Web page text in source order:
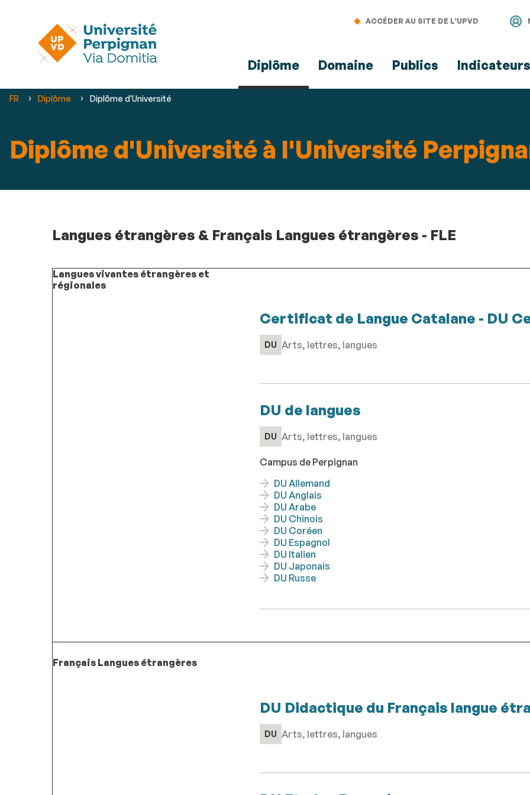
au
directs
ACCÉDER AU SITE DE L’UPVD
Diplôme Domaine Publics
Vous
FR Diplôme Diplôme d'Université
Diplôme d'Université à l'Université
Langues étrangères & Français Langues étrangères - FLE
Langues vivantes étrangères et
régionales
Certificat de Langue Catalane - DU
DU Arts, lettres, langues
DU de langues
DU Arts, lettres, langues
Campus de Perpignan
DU Allemand
DU Anglais
DU Arabe
DU Chinois
DU Coréen
DU Espagnol
DU Italien
DU Japonais
DU Russe
Français Langues étrangères
DU Didactique du Français langue
DU Arts, lettres, langues